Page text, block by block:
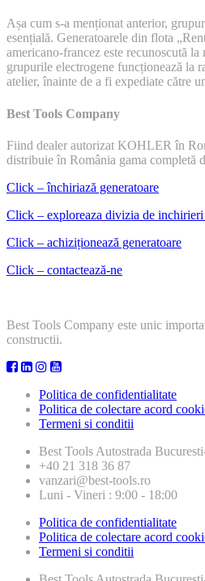
Așa cum s-a menționat anterior,
esențială. Generatoarele din flota
americano-francez este recunoscută
grupurile electrogene funcționează la
atelier, înainte de a fi expediate către
Best Tools Company
Fiind dealer autorizat KOHLER în
distribuie în România gama completă
Click – închiriază generatoare
Click – exploreaza divizia de
Click – achiziționează generatoare
Click – contactează-ne
Best Tools Company este unic
constructii.
Politica de confidentialitate
Politica de colectare acord
Termeni si conditii
Best Tools Autostrada
+40 21 318 36 87
vanzari@best-tools.ro
Luni - Vineri : 9:00 - 18:00
Politica de confidentialitate
Politica de colectare acord
Termeni si conditii